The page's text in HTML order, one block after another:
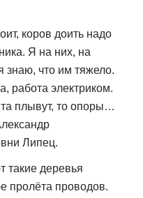
коров доить надо
Я на них, на
знаю, что им тяжело.
работа электриком.
плывут, то опоры…
Липец.
такие деревья
пролёта проводов.